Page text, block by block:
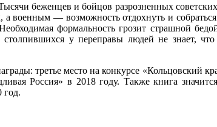
беженцев и бойцов разрозненных
военным — возможность отдохнуть и
формальность грозит страшной
у переправы людей не знает,
третье место на конкурсе «Кольцовский
Россия» в 2018 году. Также книга
год.